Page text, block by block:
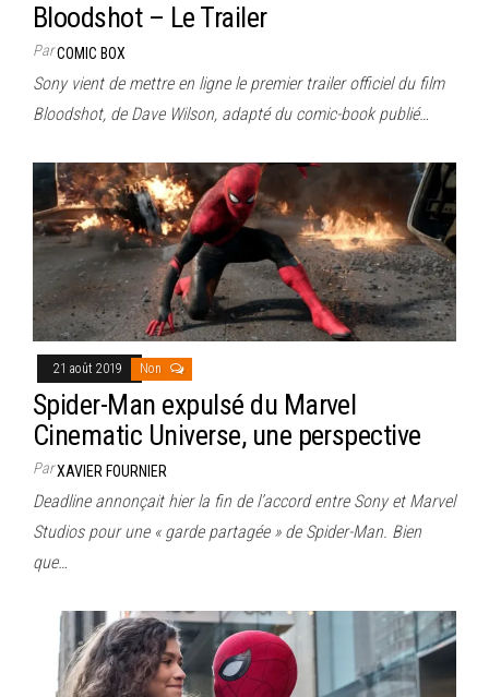
Bloodshot – Le Trailer
ParCOMIC BOX
Sony vient de mettre en ligne le premier trailer officiel du film
Bloodshot, de Dave Wilson, adapté du comic-book publié…
21 août 2019 Non
Spider-Man expulsé du Marvel
Cinematic Universe, une perspective
ParXAVIER FOURNIER
Deadline annonçait hier la fin de l’accord entre Sony et Marvel
Studios pour une « garde partagée » de Spider-Man. Bien
que…